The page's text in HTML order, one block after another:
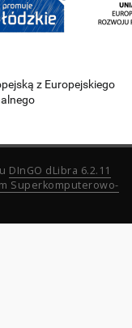
z Europejskiego
DInGO dLibra 6.2.11
Superkomputerowo-